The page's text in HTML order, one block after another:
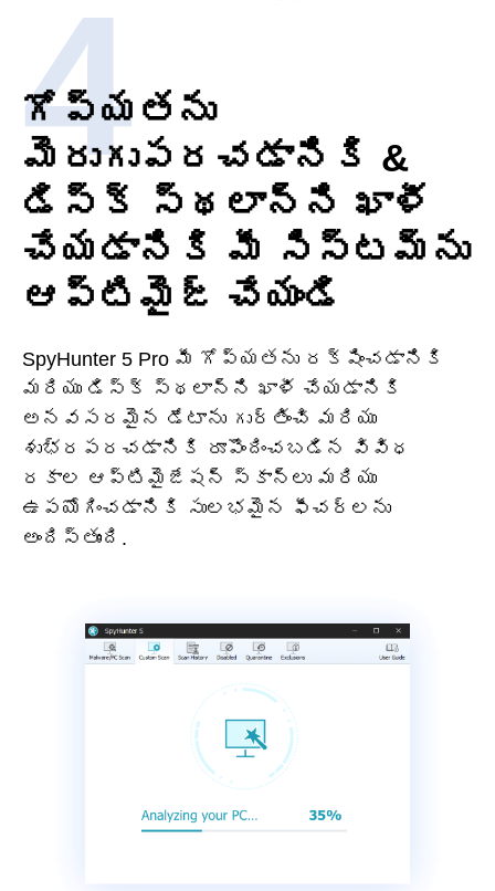
గోప్యతను
మెరుగుపరచడానికి &
డిస్క్ స్థలాన్ని ఖాళీ
చేయడానికి మీ సిస్టమ్‌ను
ఆప్టిమైజ్ చేయండి
SpyHunter 5 Pro మీ గోప్యతను రక్షించడానికి
మరియు డిస్క్ స్థలాన్ని ఖాళీ చేయడానికి
అనవసరమైన డేటాను గుర్తించి మరియు
శుభ్రపరచడానికి రూపొందించబడిన వివిధ
రకాల ఆప్టిమైజేషన్ స్కాన్‌లు మరియు
ఉపయోగించడానికి సులభమైన ఫీచర్‌లను
అందిస్తుంది.